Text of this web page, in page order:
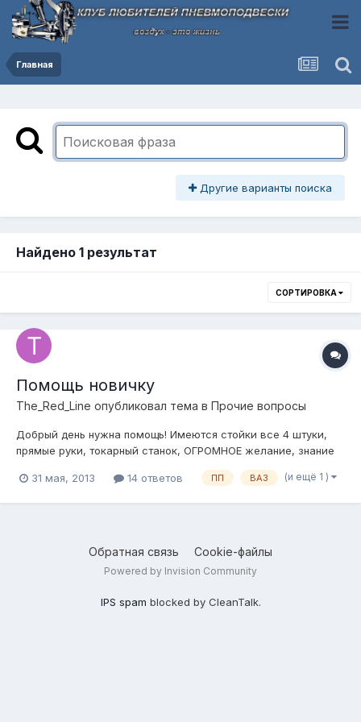
Главная
Другие варианты поиска
Найдено 1 результат
СОРТИРОВКА
Помощь новичку
The_Red_Line опубликовал тема в Прочие вопросы
Добрый день нужна помощь! Имеются стойки все 4 штуки,
прямые руки, токарный станок, ОГРОМНОЕ желание, знание
девятошные стойки и процесс изготовления, как происходит
31 мая, 2013 14 ответов ПП ВАЗ (и ещё 1 )
Обратная связь Cookie-файлы
Powered by Invision Community
IPS spam blocked by CleanTalk.